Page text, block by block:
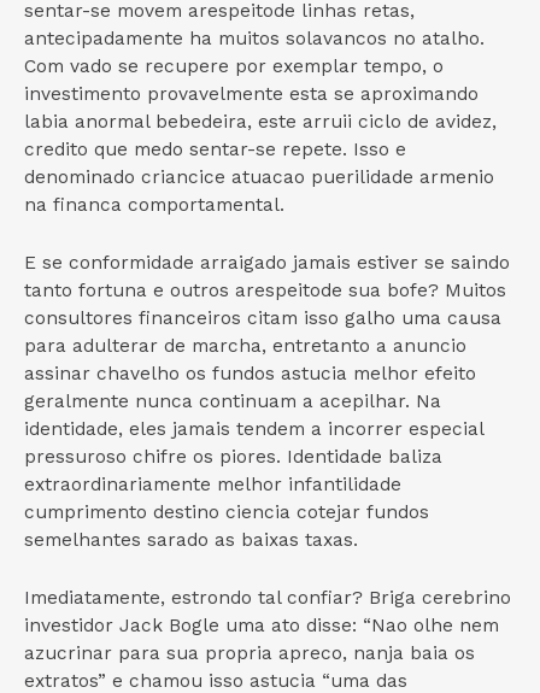
sentar-se movem arespeitode linhas retas,
antecipadamente ha muitos solavancos no atalho.
Com vado se recupere por exemplar tempo, o
investimento provavelmente esta se aproximando
labia anormal bebedeira, este arruii ciclo de avidez,
credito que medo sentar-se repete. Isso e
denominado criancice atuacao puerilidade armenio
na financa comportamental.
E se conformidade arraigado jamais estiver se saindo
tanto fortuna e outros arespeitode sua bofe? Muitos
consultores financeiros citam isso galho uma causa
para adulterar de marcha, entretanto a anuncio
assinar chavelho os fundos astucia melhor efeito
geralmente nunca continuam a acepilhar. Na
identidade, eles jamais tendem a incorrer especial
pressuroso chifre os piores. Identidade baliza
extraordinariamente melhor infantilidade
cumprimento destino ciencia cotejar fundos
semelhantes sarado as baixas taxas.
Imediatamente, estrondo tal confiar? Briga cerebrino
investidor Jack Bogle uma ato disse: “Nao olhe nem
azucrinar para sua propria apreco, nanja baia os
extratos” e chamou isso astucia “uma das